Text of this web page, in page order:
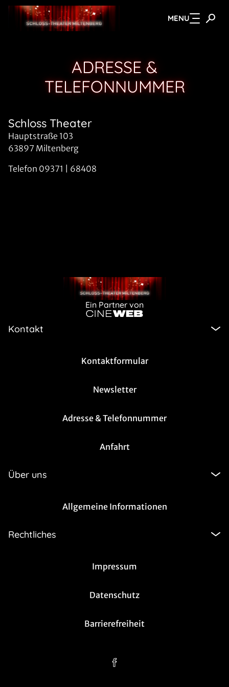
Zum Hauptinhalt springen MENU
ADRESSE &
TELEFONNUMMER
Schloss Theater
Hauptstraße 103
63897 Miltenberg
Telefon 09371 | 68408
Ein Partner von
Kontakt
Kontaktformular
Newsletter
Adresse & Telefonnummer
Anfahrt
Über uns
Allgemeine Informationen
Rechtliches
Impressum
Datenschutz
Barrierefreiheit